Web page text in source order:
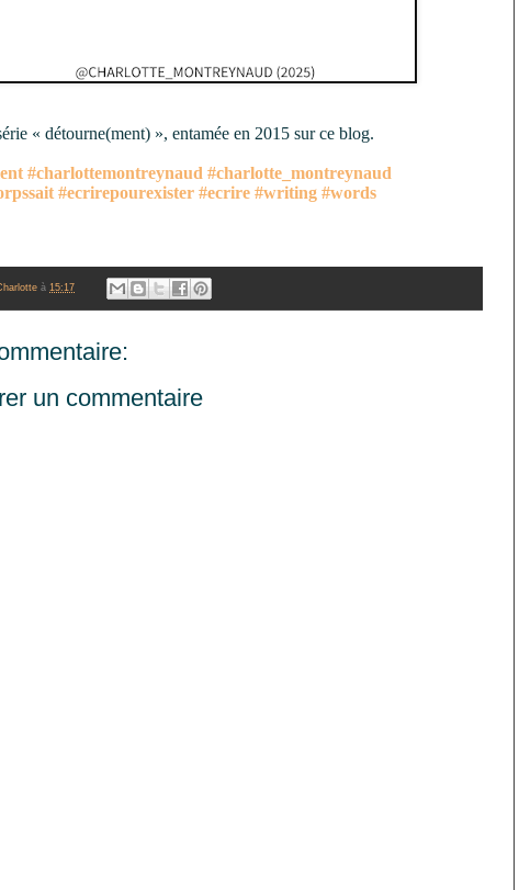
« détourne(ment) », entamée en 2015 sur ce blog.
#charlottemontreynaud #charlotte_montreynaud
#ecrirepourexister #ecrire #writing #words
à 15:17
un commentaire